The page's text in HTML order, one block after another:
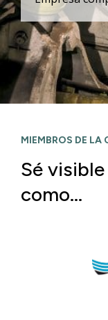
MIEMBROS DE LA
Sé
como…